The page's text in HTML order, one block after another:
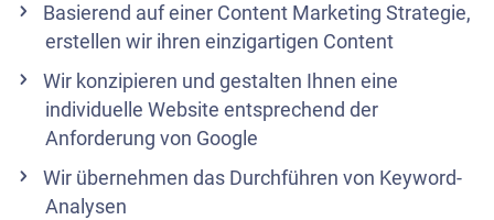
Basierend auf einer Content Marketing Strategie,
erstellen wir ihren einzigartigen Content
Wir konzipieren und gestalten Ihnen eine
individuelle Website entsprechend der
Anforderung von Google
Wir übernehmen das Durchführen von Keyword-
Analysen